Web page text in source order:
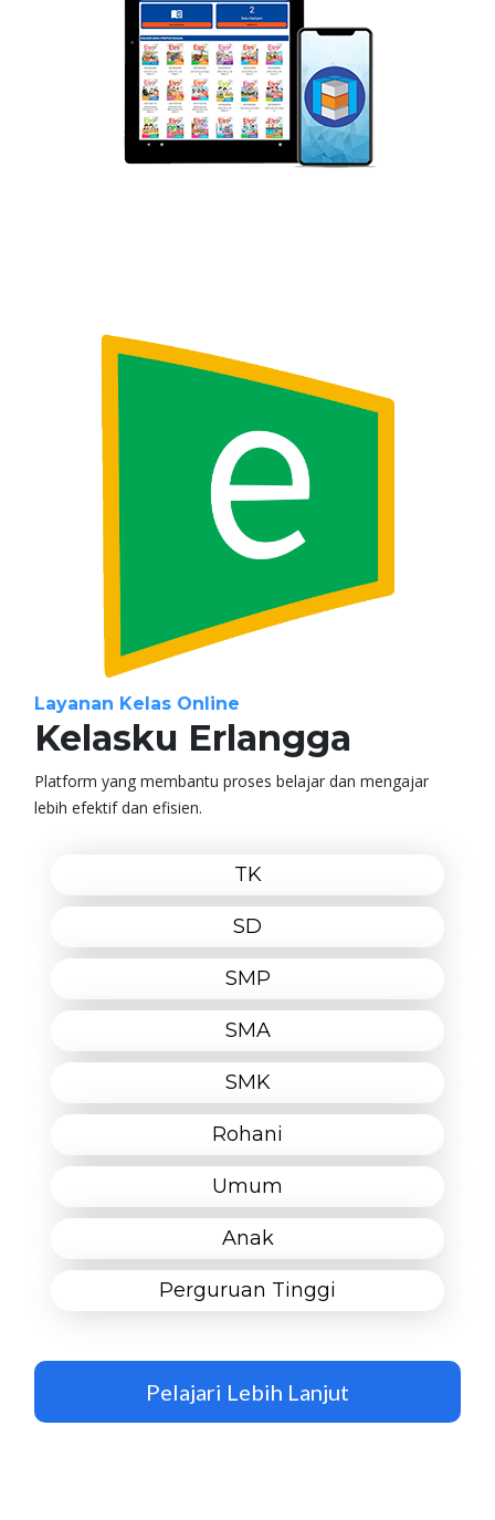
Layanan Kelas Online
Kelasku Erlangga
Platform yang membantu proses belajar dan mengajar
lebih efektif dan efisien.
TK
SD
SMP
SMA
SMK
Rohani
Umum
Anak
Perguruan Tinggi
Pelajari Lebih Lanjut